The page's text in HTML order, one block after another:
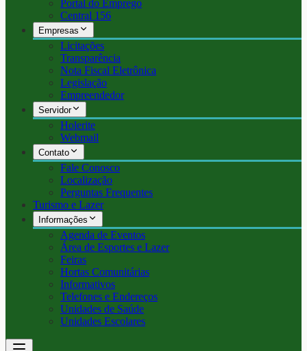
Portal do Emprego
Central 156
Empresas
Licitações
Transparência
Nota Fiscal Eletrônica
Legislação
Empreendedor
Servidor
Holerite
Webmail
Contato
Fale Conosco
Localização
Perguntas Frequentes
Turismo e Lazer
Informações
Agenda de Eventos
Área de Esportes e Lazer
Feiras
Hortas Comunitárias
Informativos
Telefones e Endereços
Unidades de Saúde
Unidades Escolares